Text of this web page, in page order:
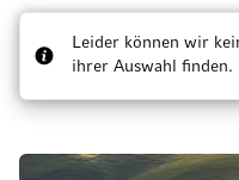
Leider können wir
ihrer Auswahl finden.